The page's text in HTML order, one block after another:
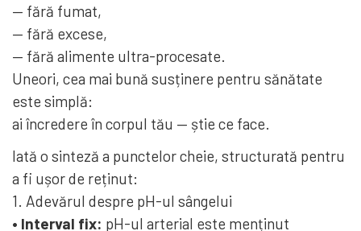
— fără fumat,
— fără excese,
— fără alimente ultra-procesate.
Uneori, cea mai bună susținere pentru sănătate
este simplă:
ai încredere în corpul tău — știe ce face.
Iată o sinteză a punctelor cheie, structurată pentru
a fi ușor de reținut:
1. Adevărul despre pH-ul sângelui
• Interval fix: pH-ul arterial este menținut